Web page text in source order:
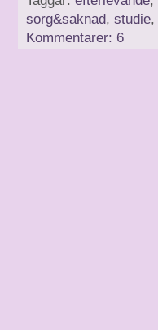
sorg&saknad, studie,
Kommentarer: 6